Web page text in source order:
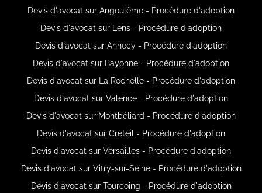
Devis d'avocat sur Angoulême - Procédure d'adoption
Devis d'avocat sur Lens - Procédure d'adoption
Devis d'avocat sur Annecy - Procédure d'adoption
Devis d'avocat sur Bayonne - Procédure d'adoption
Devis d'avocat sur La Rochelle - Procédure d'adoption
Devis d'avocat sur Valence - Procédure d'adoption
Devis d'avocat sur Montbéliard - Procédure d'adoption
Devis d'avocat sur Créteil - Procédure d'adoption
Devis d'avocat sur Versailles - Procédure d'adoption
Devis d'avocat sur Vitry-sur-Seine - Procédure d'adoption
Devis d'avocat sur Tourcoing - Procédure d'adoption